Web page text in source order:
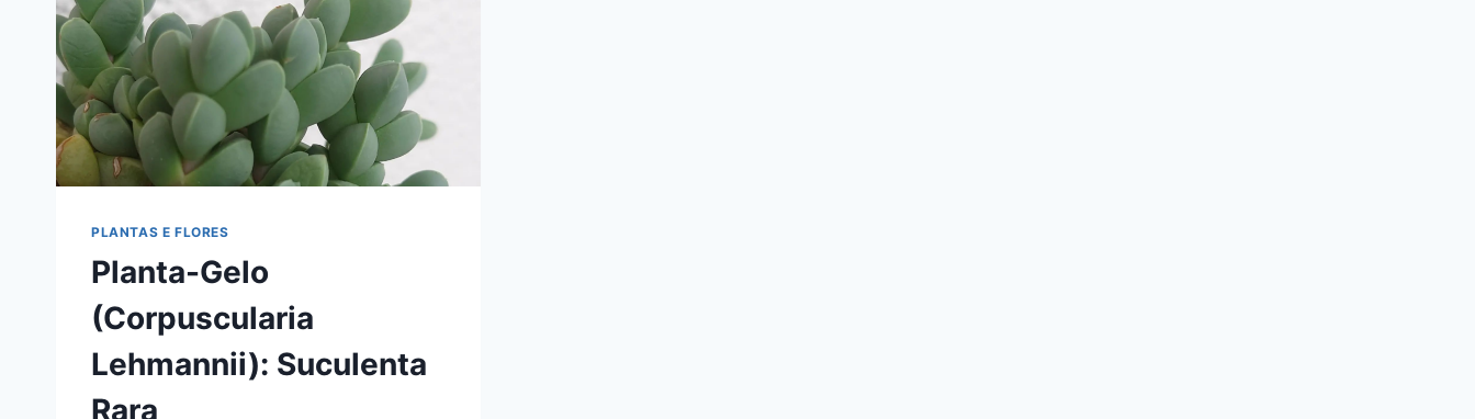
PLANTAS E FLORES
Planta-Gelo
(Corpuscularia
Lehmannii): Suculenta
Rara